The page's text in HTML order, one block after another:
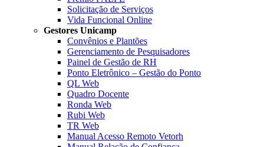
Solicitação de Serviços
Vida Funcional Online
Gestores Unicamp
Convênios e Plantões
Gerenciamento de Pesquisadores
Painel de Gestão de RH
Ponto Eletrônico – Gestão do Ponto
QL Web
Quadro Docente
Ronda Web
Rubi Web
TR Web
Manual Acesso Remoto Vetorh